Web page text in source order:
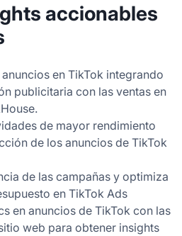
accionables
anuncios en TikTok integrando
publicitaria con las ventas en
de mayor rendimiento
de los anuncios de TikTok
de las campañas y optimiza
en TikTok Ads
en anuncios de TikTok con las
web para obtener insights